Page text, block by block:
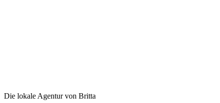
Die lokale Agentur von Britta